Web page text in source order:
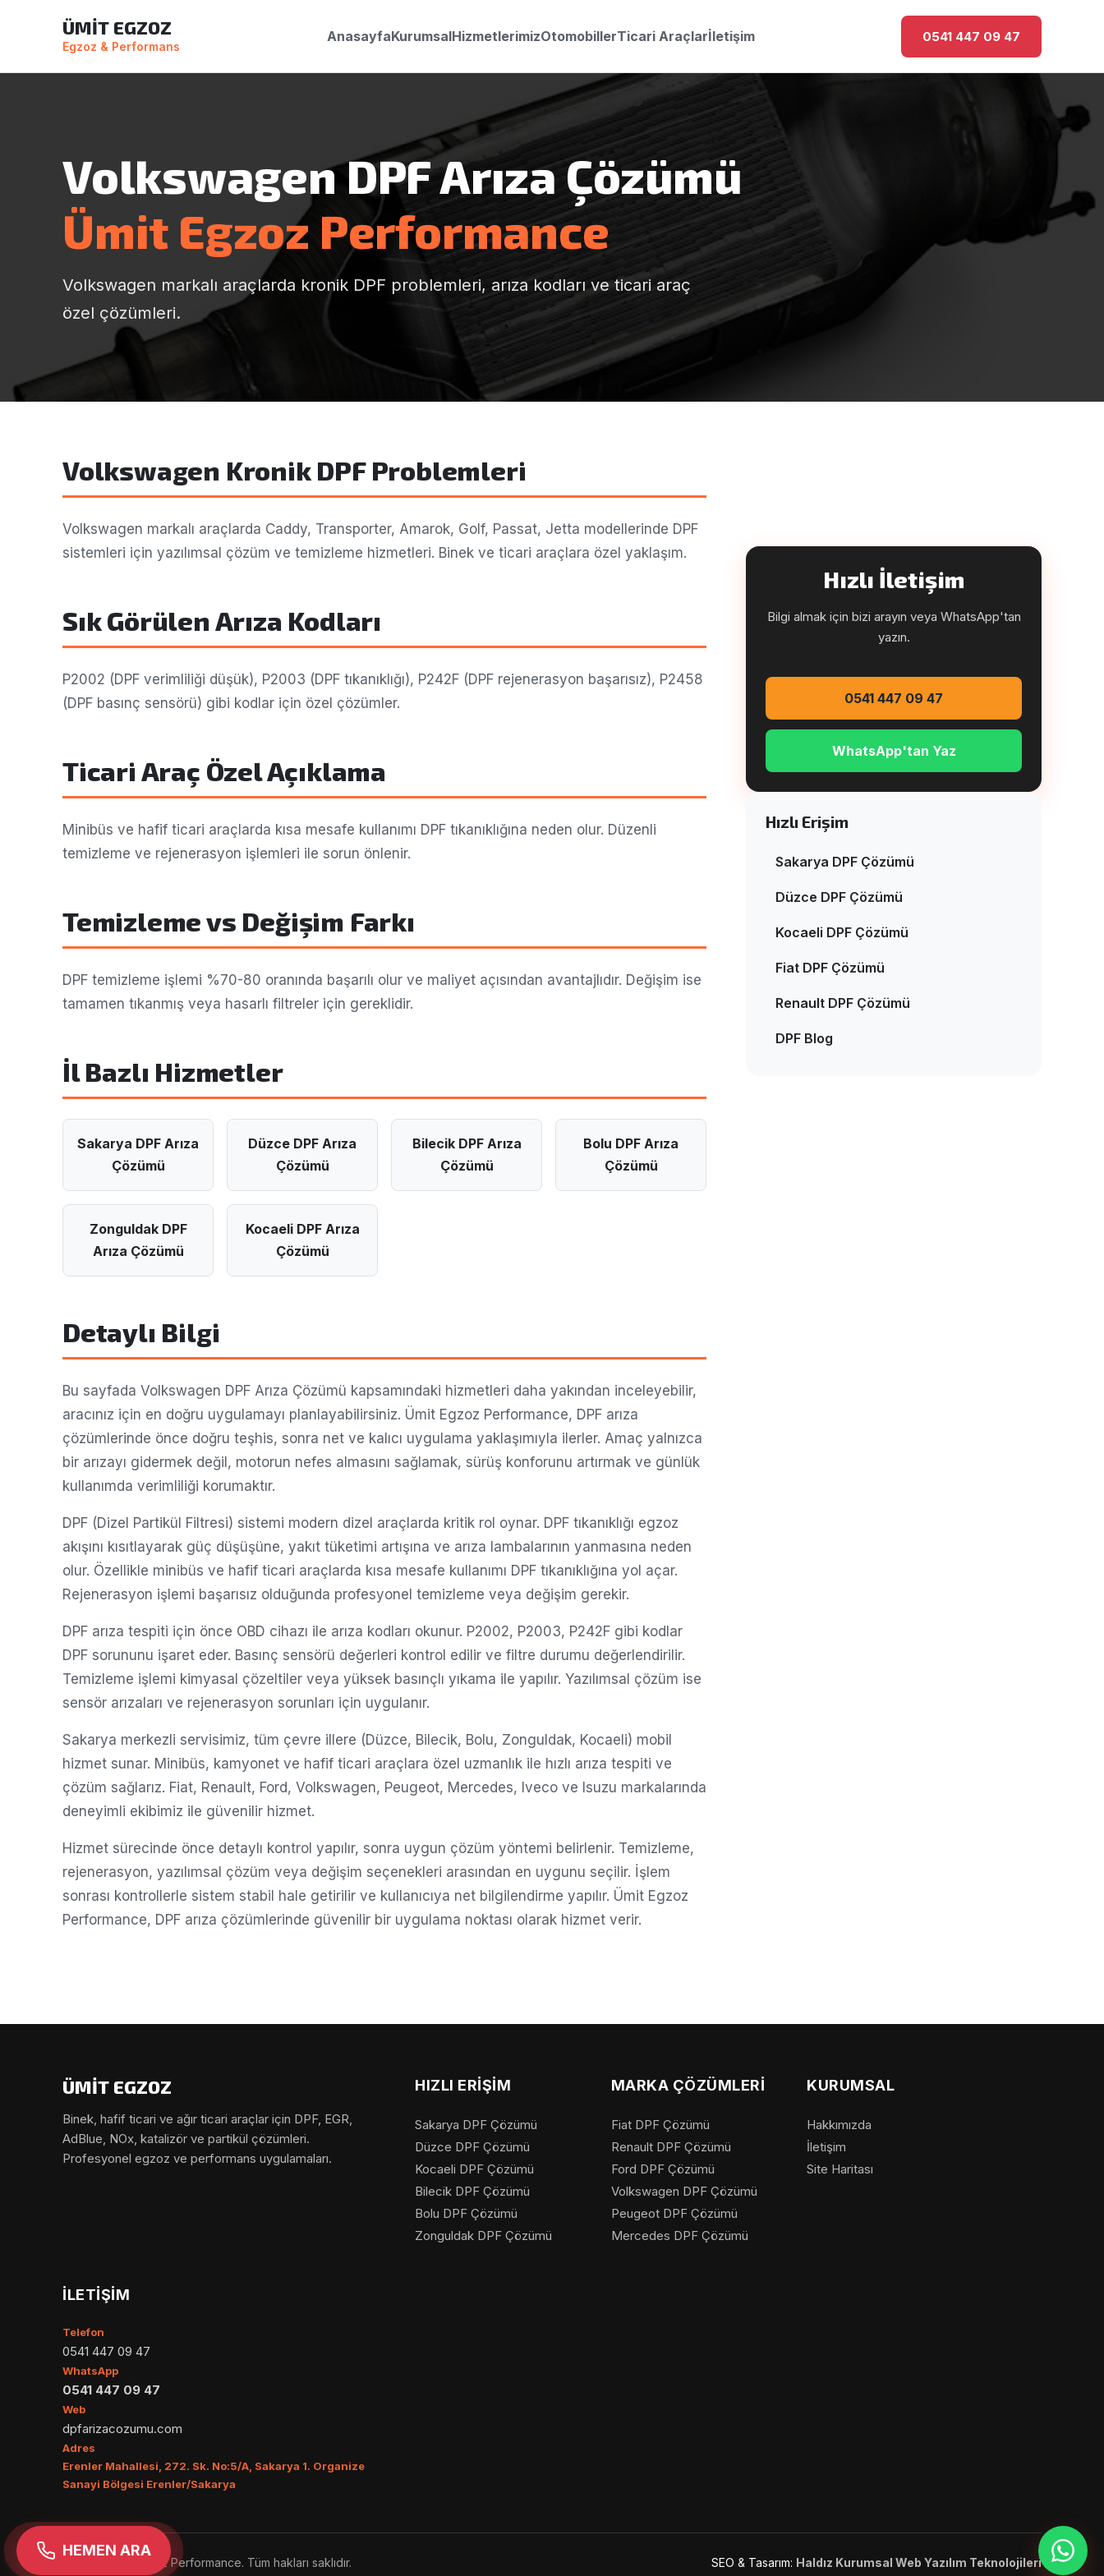
ÜMİT EGZOZ
Egzoz & Performans
AnasayfaKurumsalHizmetlerimizOtomobillerTicari Araçlarİletişim 0541 447 09 47
Volkswagen DPF Arıza Çözümü
Ümit Egzoz Performance
Volkswagen markalı araçlarda kronik DPF problemleri, arıza kodları ve ticari araç
özel çözümleri.
Volkswagen Kronik DPF Problemleri
Volkswagen markalı araçlarda Caddy, Transporter, Amarok, Golf, Passat, Jetta modellerinde DPF
sistemleri için yazılımsal çözüm ve temizleme hizmetleri. Binek ve ticari araçlara özel yaklaşım.
Sık Görülen Arıza Kodları
P2002 (DPF verimliliği düşük), P2003 (DPF tıkanıklığı), P242F (DPF rejenerasyon başarısız), P2458
(DPF basınç sensörü) gibi kodlar için özel çözümler.
Ticari Araç Özel Açıklama
Minibüs ve hafif ticari araçlarda kısa mesafe kullanımı DPF tıkanıklığına neden olur. Düzenli
temizleme ve rejenerasyon işlemleri ile sorun önlenir.
Temizleme vs Değişim Farkı
DPF temizleme işlemi %70-80 oranında başarılı olur ve maliyet açısından avantajlıdır. Değişim ise
tamamen tıkanmış veya hasarlı filtreler için gereklidir.
İl Bazlı Hizmetler
Sakarya DPF Arıza
Çözümü
Düzce DPF Arıza
Çözümü
Bilecik DPF Arıza
Çözümü
Bolu DPF Arıza
Çözümü
Zonguldak DPF
Arıza Çözümü
Kocaeli DPF Arıza
Çözümü
Detaylı Bilgi
Bu sayfada Volkswagen DPF Arıza Çözümü kapsamındaki hizmetleri daha yakından inceleyebilir,
aracınız için en doğru uygulamayı planlayabilirsiniz. Ümit Egzoz Performance, DPF arıza
çözümlerinde önce doğru teşhis, sonra net ve kalıcı uygulama yaklaşımıyla ilerler. Amaç yalnızca
bir arızayı gidermek değil, motorun nefes almasını sağlamak, sürüş konforunu artırmak ve günlük
kullanımda verimliliği korumaktır.
DPF (Dizel Partikül Filtresi) sistemi modern dizel araçlarda kritik rol oynar. DPF tıkanıklığı egzoz
akışını kısıtlayarak güç düşüşüne, yakıt tüketimi artışına ve arıza lambalarının yanmasına neden
olur. Özellikle minibüs ve hafif ticari araçlarda kısa mesafe kullanımı DPF tıkanıklığına yol açar.
Rejenerasyon işlemi başarısız olduğunda profesyonel temizleme veya değişim gerekir.
DPF arıza tespiti için önce OBD cihazı ile arıza kodları okunur. P2002, P2003, P242F gibi kodlar
DPF sorununu işaret eder. Basınç sensörü değerleri kontrol edilir ve filtre durumu değerlendirilir.
Temizleme işlemi kimyasal çözeltiler veya yüksek basınçlı yıkama ile yapılır. Yazılımsal çözüm ise
sensör arızaları ve rejenerasyon sorunları için uygulanır.
Sakarya merkezli servisimiz, tüm çevre illere (Düzce, Bilecik, Bolu, Zonguldak, Kocaeli) mobil
hizmet sunar. Minibüs, kamyonet ve hafif ticari araçlara özel uzmanlık ile hızlı arıza tespiti ve
çözüm sağlarız. Fiat, Renault, Ford, Volkswagen, Peugeot, Mercedes, Iveco ve Isuzu markalarında
deneyimli ekibimiz ile güvenilir hizmet.
Hizmet sürecinde önce detaylı kontrol yapılır, sonra uygun çözüm yöntemi belirlenir. Temizleme,
rejenerasyon, yazılımsal çözüm veya değişim seçenekleri arasından en uygunu seçilir. İşlem
sonrası kontrollerle sistem stabil hale getirilir ve kullanıcıya net bilgilendirme yapılır. Ümit Egzoz
Performance, DPF arıza çözümlerinde güvenilir bir uygulama noktası olarak hizmet verir.
Hızlı İletişim
Bilgi almak için bizi arayın veya WhatsApp'tan
yazın.
0541 447 09 47
WhatsApp'tan Yaz
Hızlı Erişim
Sakarya DPF Çözümü
Düzce DPF Çözümü
Kocaeli DPF Çözümü
Fiat DPF Çözümü
Renault DPF Çözümü
DPF Blog
ÜMİT EGZOZ
Binek, hafif ticari ve ağır ticari araçlar için DPF, EGR,
AdBlue, NOx, katalizör ve partikül çözümleri.
Profesyonel egzoz ve performans uygulamaları.
HIZLI ERIŞIM
Sakarya DPF Çözümü
Düzce DPF Çözümü
Kocaeli DPF Çözümü
Bilecik DPF Çözümü
Bolu DPF Çözümü
Zonguldak DPF Çözümü
MARKA ÇÖZÜMLERI
Fiat DPF Çözümü
Renault DPF Çözümü
Ford DPF Çözümü
Volkswagen DPF Çözümü
Peugeot DPF Çözümü
Mercedes DPF Çözümü
KURUMSAL
Hakkımızda
İletişim
Site Haritası
İLETIŞIM
Telefon
0541 447 09 47
WhatsApp
0541 447 09 47
Web
dpfarizacozumu.com
Adres
Erenler Mahallesi, 272. Sk. No:5/A, Sakarya 1. Organize
Sanayi Bölgesi Erenler/Sakarya
© 2026 Ümit Egzoz Performance. Tüm hakları saklıdır. SEO & Tasarım: Haldız Kurumsal Web Yazılım Teknolojileri
HEMEN ARA